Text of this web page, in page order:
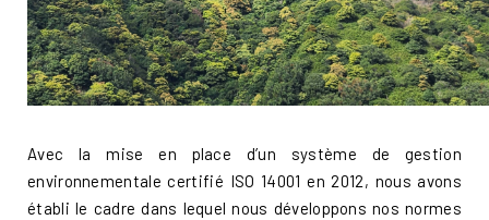
Avec la mise en place d’un système de gestion
environnementale certifié ISO 14001 en 2012, nous avons
établi le cadre dans lequel nous développons nos normes